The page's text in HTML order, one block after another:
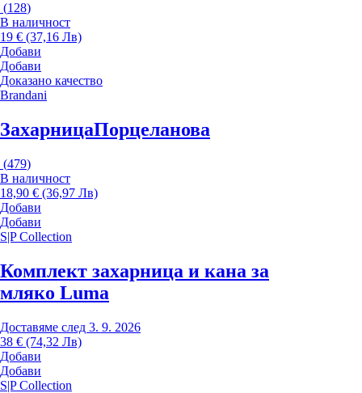
(128)
В наличност
19 € (37,16 Лв)
Добави
Добави
Доказано качество
Brandani
ЗахарницаПорцеланова
(479)
В наличност
18,90 € (36,97 Лв)
Добави
Добави
S|P Collection
Комплект захарница и кана за
мляко Luma
Доставяме след 3. 9. 2026
38 € (74,32 Лв)
Добави
Добави
S|P Collection